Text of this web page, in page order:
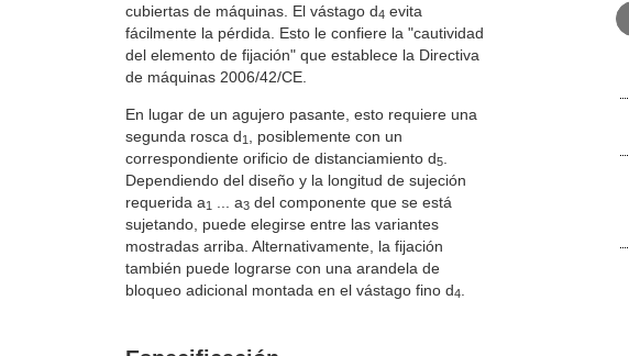
cubiertas de máquinas. El vástago d4 evita
fácilmente la pérdida. Esto le confiere la "cautividad
del elemento de fijación" que establece la Directiva
de máquinas 2006/42/CE.
En lugar de un agujero pasante, esto requiere una
segunda rosca d1
, posiblemente con un
correspondiente orificio de distanciamiento d5.
Dependiendo del diseño y la longitud de sujeción
requerida a1 ... a3del componente que se está
sujetando, puede elegirse entre las variantes
mostradas arriba. Alternativamente, la fijación
también puede lograrse con una arandela de
bloqueo adicional montada en el vástago fino d4